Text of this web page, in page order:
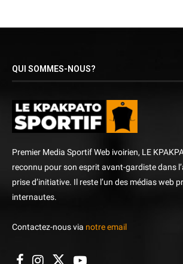
QUI SOMMES-NOUS?
Premier Media Sportif Web ivoirien, LE
reconnu pour son esprit avant-gardiste dans
prise d’initiative. Il reste l’un des médias web
internautes.
Contactez-nous via notre email